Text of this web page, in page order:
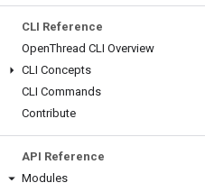
CLI Reference
OpenThread CLI Overview
CLI Concepts
CLI Commands
Contribute
API Reference
Modules